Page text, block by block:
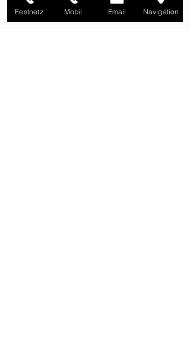
und beträgt in der Regel 10 Jahre.
Festnetz Mobil Email Navigation